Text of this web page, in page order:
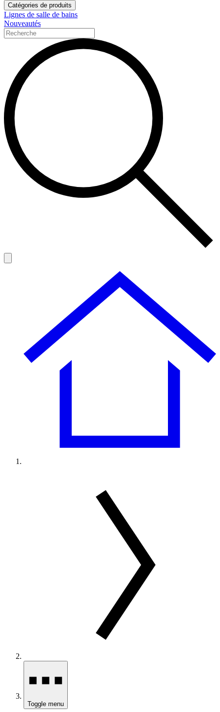
Catégories de produits
Lignes de salle de bains
Nouveautés
Toggle menu